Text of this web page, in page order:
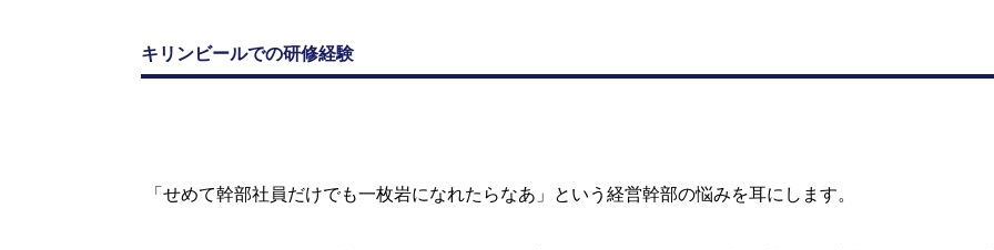
キリンビールでの研修経験
「せめて幹部社員だけでも一枚岩になれたらなあ」という経営幹部の悩みを耳にします。